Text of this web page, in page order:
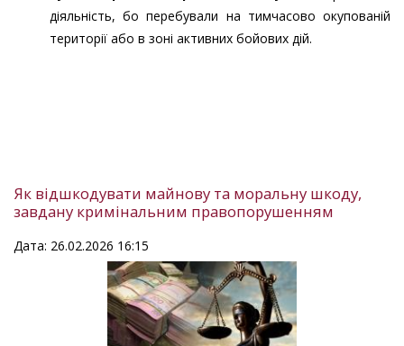
діяльність, бо перебували на тимчасово окупованій
території або в зоні активних бойових дій.
Як відшкодувати майнову та моральну шкоду,
завдану кримінальним правопорушенням
Дата: 26.02.2026 16:15